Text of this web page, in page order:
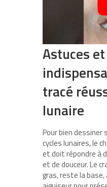
Astuces
tracé
lunaire
Pour bien dessiner
cycles lunaires, le
et doit répondre à
et de douceur. Le
gras, reste la